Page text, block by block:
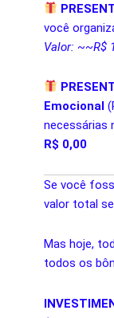
você
Valor: ~~R$
Emocional
necessárias
R$ 0,00
Se você
valor total
Mas hoje,
todos os